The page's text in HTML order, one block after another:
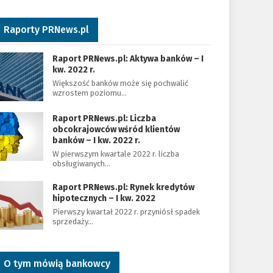
Raporty PRNews.pl
Raport PRNews.pl: Aktywa banków – I
kw. 2022 r.
Większość banków może się pochwalić
wzrostem poziomu…
Raport PRNews.pl: Liczba
obcokrajowców wśród klientów
banków – I kw. 2022 r.
W pierwszym kwartale 2022 r. liczba
obsługiwanych…
Raport PRNews.pl: Rynek kredytów
hipotecznych – I kw. 2022
Pierwszy kwartał 2022 r. przyniósł spadek
sprzedaży…
O tym mówią bankowcy